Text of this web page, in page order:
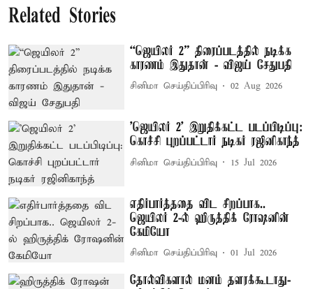
Related Stories
“ஜெயிலர் 2” திரைப்படத்தில் நடிக்க
காரணம் இதுதான் - விஜய் சேதுபதி
சினிமா செய்திப்பிரிவு 02 Aug 2026
'ஜெயிலர் 2’ இறுதிக்கட்ட படப்பிடிப்பு:
கொச்சி புறப்பட்டார் நடிகர் ரஜினிகாந்த்
சினிமா செய்திப்பிரிவு 15 Jul 2026
எதிர்பார்த்ததை விட சிறப்பாக..
ஜெயிலர் 2-ல் ஹிருத்திக் ரோஷனின்
கேமியோ
சினிமா செய்திப்பிரிவு 01 Jul 2026
தோல்விகளால் மனம் தளரக்கூடாது-